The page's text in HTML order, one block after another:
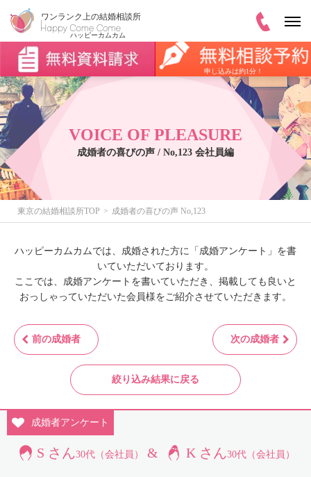
申し込みは約1分！
VOICE OF PLEASURE
成婚者の喜びの声 / No,123 会社員編
東京の結婚相談所TOP 成婚者の喜びの声 No,123
ハッピーカムカムでは、成婚された方に「成婚アンケート」を書
いていただいております。
ここでは、成婚アンケートを書いていただき、掲載しても良いと
おっしゃっていただいた会員様をご紹介させていただきます。
前の成婚者 次の成婚者
絞り込み結果に戻る
成婚者アンケート
S さん30代（会社員） & K さん30代（会社員）